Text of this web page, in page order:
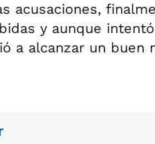
acusaciones,
y aunque
a alcanzar un buen